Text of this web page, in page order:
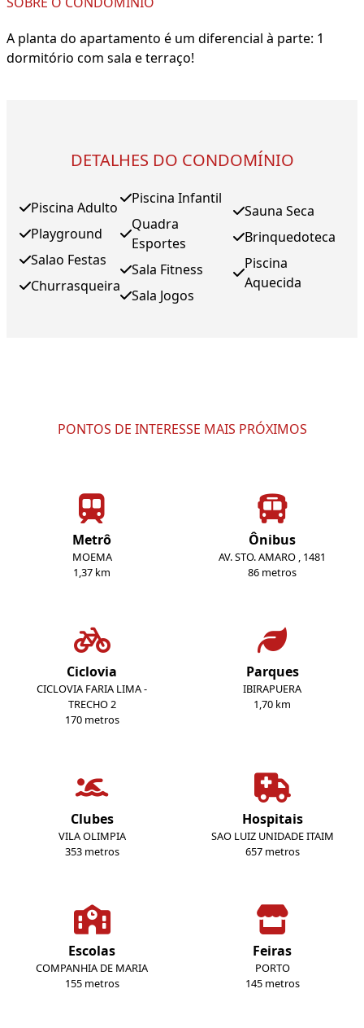
A planta do apartamento é um diferencial à parte: 1
dormitório com sala e terraço!
DETALHES DO CONDOMÍNIO
Piscina Adulto
Playground
Salao Festas
Churrasqueira
Piscina Infantil
Quadra
Esportes
Sala Fitness
Sala Jogos
Sauna Seca
Brinquedoteca
Piscina
Aquecida
PONTOS DE INTERESSE MAIS PRÓXIMOS
Metrô
MOEMA
1,37 km
Ônibus
AV. STO. AMARO , 1481
86 metros
Ciclovia
CICLOVIA FARIA LIMA -
TRECHO 2
170 metros
Parques
IBIRAPUERA
1,70 km
Clubes
VILA OLIMPIA
353 metros
Hospitais
SAO LUIZ UNIDADE ITAIM
657 metros
Escolas
COMPANHIA DE MARIA
155 metros
Feiras
PORTO
145 metros